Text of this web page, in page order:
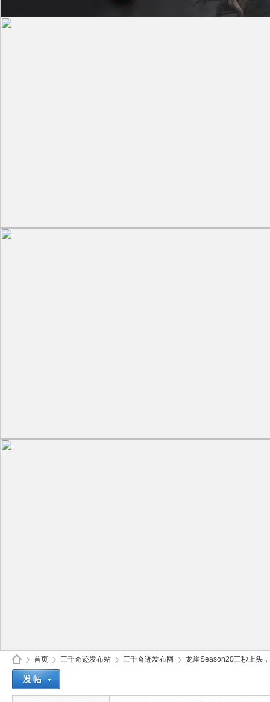
首页 三千奇迹发布站 三千奇迹发布网 龙崖Season20三秒上头